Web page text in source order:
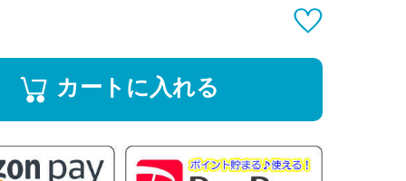
カートに入れる